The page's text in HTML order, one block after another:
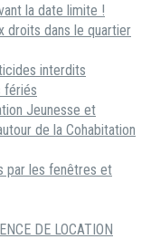
la date limite !
droits dans le quartier
interdits
fériés
Jeunesse et
de la Cohabitation
par les fenêtres et
DE LOCATION